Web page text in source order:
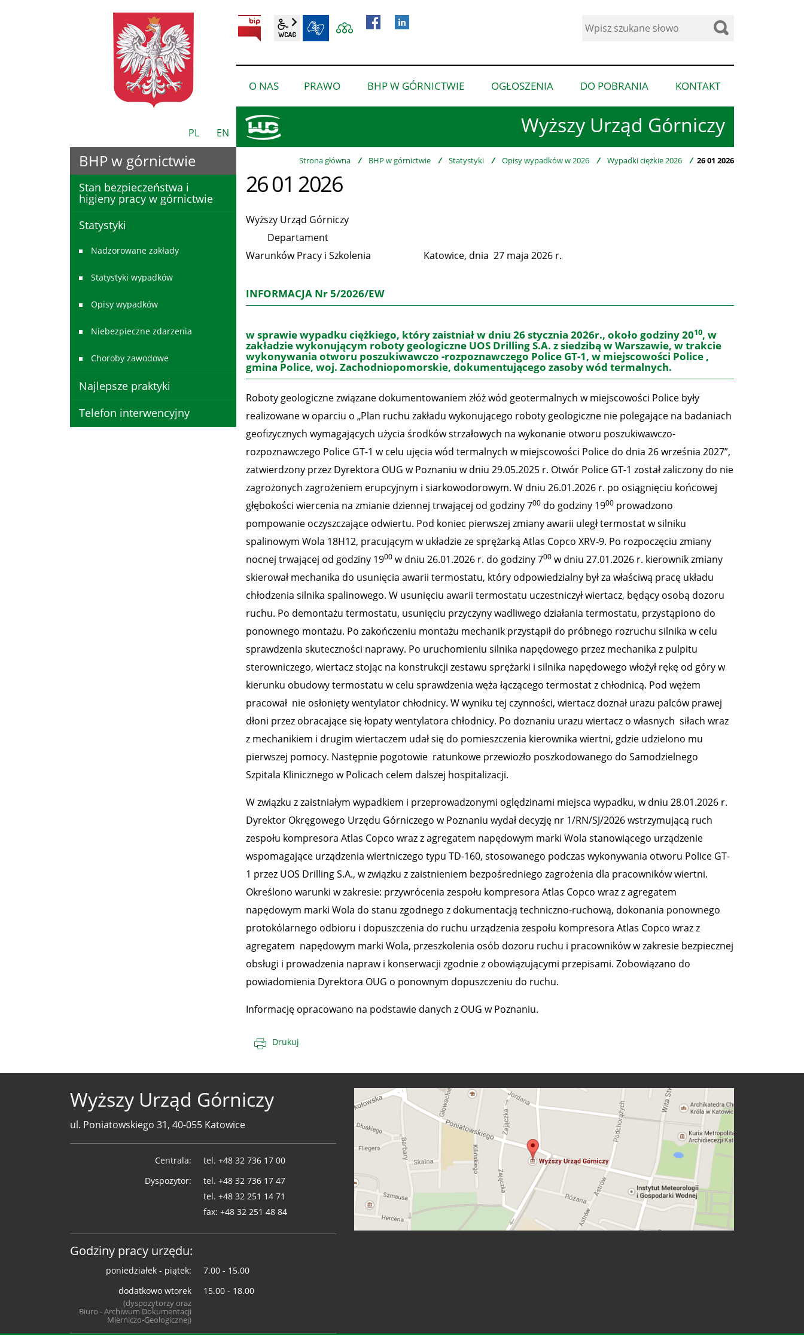
PL EN Wyższy Urząd Górniczy
BIP wcag2.1
Wyszukaj
O NAS
pokaż
podmenu
nas”
PRAWO
pokaż
podmenu
BHP W GÓRNICTWIE
pokaż
podmenu
w
OGŁOSZENIA
pokaż
podmenu
dla
“Ogłoszenia”
DO POBRANIA
pokaż
podmenu
dla
pobrania”
KONTAKT
podmenu
Strona główna / BHP w górnictwie / Statystyki / Opisy wypadków w 2026 / Wypadki ciężkie 2026 / 26 01 2026
26 01 2026
Wyższy Urząd Górniczy
Departament
Warunków Pracy i Szkolenia Katowice, dnia 27 maja 2026 r.
INFORMACJA Nr 5/2026/EW
w sprawie wypadku ciężkiego, który zaistniał w dniu 26 stycznia 2026r., około godziny 2010, w
zakładzie wykonującym roboty geologiczne UOS Drilling S.A. z siedzibą w Warszawie, w trakcie
wykonywania otworu poszukiwawczo -rozpoznawczego Police GT-1, w miejscowości Police ,
gmina Police, woj. Zachodniopomorskie, dokumentującego zasoby wód termalnych.
Roboty geologiczne związane dokumentowaniem złóż wód geotermalnych w miejscowości Police były
realizowane w oparciu o „Plan ruchu zakładu wykonującego roboty geologiczne nie polegające na badaniach
geofizycznych wymagających użycia środków strzałowych na wykonanie otworu poszukiwawczo-
rozpoznawczego Police GT-1 w celu ujęcia wód termalnych w miejscowości Police do dnia 26 września 2027”,
zatwierdzony przez Dyrektora OUG w Poznaniu w dniu 29.05.2025 r. Otwór Police GT-1 został zaliczony do nie
zagrożonych zagrożeniem erupcyjnym i siarkowodorowym. W dniu 26.01.2026 r. po osiągnięciu końcowej
głębokości wiercenia na zmianie dziennej trwającej od godziny 700do godziny 1900prowadzono
pompowanie oczyszczające odwiertu. Pod koniec pierwszej zmiany awarii uległ termostat w silniku
spalinowym Wola 18H12, pracującym w układzie ze sprężarką Atlas Copco XRV-9. Po rozpoczęciu zmiany
nocnej trwającej od godziny 1900w dniu 26.01.2026 r. do godziny 700w dniu 27.01.2026 r. kierownik zmiany
skierował mechanika do usunięcia awarii termostatu, który odpowiedzialny był za właściwą pracę układu
chłodzenia silnika spalinowego. W usunięciu awarii termostatu uczestniczył wiertacz, będący osobą dozoru
ruchu. Po demontażu termostatu, usunięciu przyczyny wadliwego działania termostatu, przystąpiono do
ponownego montażu. Po zakończeniu montażu mechanik przystąpił do próbnego rozruchu silnika w celu
sprawdzenia skuteczności naprawy. Po uruchomieniu silnika napędowego przez mechanika z pulpitu
sterowniczego, wiertacz stojąc na konstrukcji zestawu sprężarki i silnika napędowego włożył rękę od góry w
kierunku obudowy termostatu w celu sprawdzenia węża łączącego termostat z chłodnicą. Pod wężem
pracował nie osłonięty wentylator chłodnicy. W wyniku tej czynności, wiertacz doznał urazu palców prawej
dłoni przez obracające się łopaty wentylatora chłodnicy. Po doznaniu urazu wiertacz o własnych siłach wraz
z mechanikiem i drugim wiertaczem udał się do pomieszczenia kierownika wiertni, gdzie udzielono mu
pierwszej pomocy. Następnie pogotowie ratunkowe przewiozło poszkodowanego do Samodzielnego
Szpitala Klinicznego w Policach celem dalszej hospitalizacji.
W związku z zaistniałym wypadkiem i przeprowadzonymi oględzinami miejsca wypadku, w dniu 28.01.2026 r.
Dyrektor Okręgowego Urzędu Górniczego w Poznaniu wydał decyzję nr 1/RN/SJ/2026 wstrzymującą ruch
zespołu kompresora Atlas Copco wraz z agregatem napędowym marki Wola stanowiącego urządzenie
wspomagające urządzenia wiertniczego typu TD-160, stosowanego podczas wykonywania otworu Police GT-
1 przez UOS Drilling S.A., w związku z zaistnieniem bezpośredniego zagrożenia dla pracowników wiertni.
Określono warunki w zakresie: przywrócenia zespołu kompresora Atlas Copco wraz z agregatem
napędowym marki Wola do stanu zgodnego z dokumentacją techniczno-ruchową, dokonania ponownego
protokólarnego odbioru i dopuszczenia do ruchu urządzenia zespołu kompresora Atlas Copco wraz z
agregatem napędowym marki Wola, przeszkolenia osób dozoru ruchu i pracowników w zakresie bezpiecznej
obsługi i prowadzenia napraw i konserwacji zgodnie z obowiązującymi przepisami. Zobowiązano do
powiadomienia Dyrektora OUG o ponownym dopuszczeniu do ruchu.
Informację opracowano na podstawie danych z OUG w Poznaniu.
Drukuj
BHP w górnictwie
Stan bezpieczeństwa i
higieny pracy w górnictwie
Statystyki
Nadzorowane zakłady
Statystyki wypadków
Opisy wypadków
Niebezpieczne zdarzenia
Choroby zawodowe
Najlepsze praktyki
Telefon interwencyjny
Wyższy Urząd Górniczy
ul. Poniatowskiego 31, 40-055 Katowice
Centrala: tel. +48 32 736 17 00
Dyspozytor:
tel. +48 32 736 17 47
tel. +48 32 251 14 71
fax: +48 32 251 48 84
Godziny pracy urzędu:
poniedziałek - piątek:
7.00 - 15.00
dodatkowo wtorek
(dyspozytorzy oraz
Biuro - Archiwum Dokumentacji
Mierniczo-Geologicznej)
15.00 - 18.00